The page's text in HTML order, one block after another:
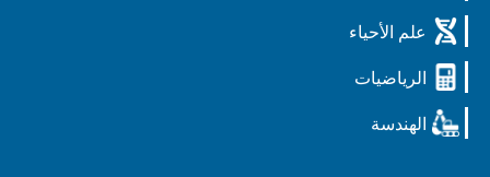
علم الأحياء
الرياضيات
الهندسة